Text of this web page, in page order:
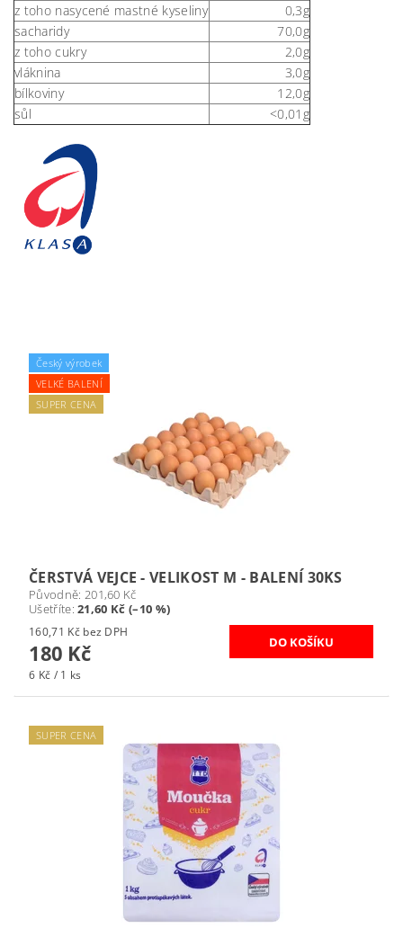
z toho nasycené mastné kyseliny
0,3g
sacharidy
70,0g
z toho cukry
2,0g
vláknina
3,0g
bílkoviny
12,0g
sůl
<0,01g
Český výrobek
VELKÉ BALENÍ
SUPER CENA
ČERSTVÁ VEJCE - VELIKOST M - BALENÍ 30KS
Původně: 201,60 Kč
Ušetříte:21,60 Kč (–10 %)
160,71 Kč bez DPH
180 Kč
6 Kč / 1 ks
SUPER CENA